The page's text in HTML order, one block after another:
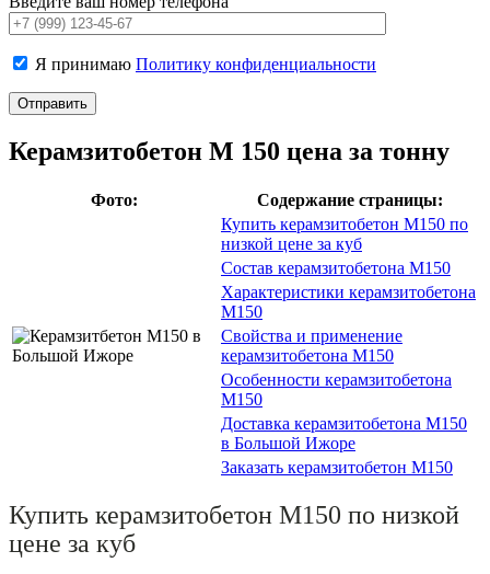
Я принимаю Политику конфиденциальности
Керамзитобетон М 150 цена за тонну
Фото:
Содержание страницы:
Купить керамзитобетон М150 по
низкой цене за куб
Состав керамзитобетона М150
Характеристики керамзитобетона
М150
Свойства и применение
керамзитобетона М150
Особенности керамзитобетона
М150
Доставка керамзитобетона М150
в Большой Ижоре
Заказать керамзитобетон М150
Купить керамзитобетон М150 по низкой
цене за куб